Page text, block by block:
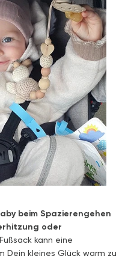
beim Spazierengehen
oder
kann eine
Dein kleines Glück warm zu